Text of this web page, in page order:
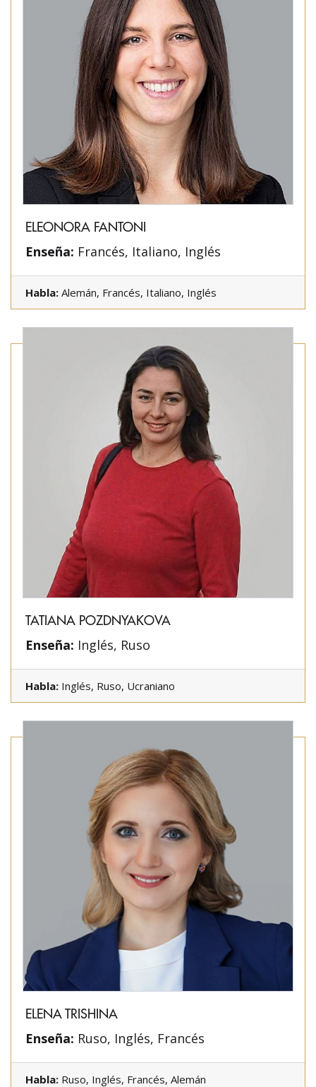
ELEONORA FANTONI
Enseña: Francés, Italiano, Inglés
Habla: Alemán, Francés, Italiano, Inglés
TATIANA POZDNYAKOVA
Enseña: Inglés, Ruso
Habla: Inglés, Ruso, Ucraniano
ELENA TRISHINA
Enseña: Ruso, Inglés, Francés
Habla: Ruso, Inglés, Francés, Alemán